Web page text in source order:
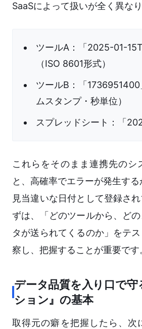
SaaSによって扱いが全く異なり
ツールA：「2025-01-
（ISO 8601形式）
ツールB：「
ムスタンプ・秒単位）
スプレッドシート：「
これらをそのまま連携先のシ
と、高確率でエラーが発生す
見当違いな日付として登録さ
ずは、「どのツールから、ど
タが送られてくるのか」をテ
察し、把握することが重要です
データ品質を入り口で守
ション』の基本
取得元の癖を把握したら、次